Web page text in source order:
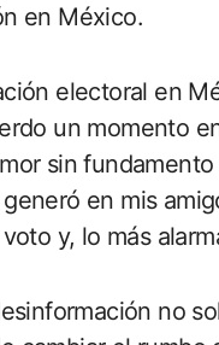
en México.
electoral en
un momento
sin
en mis
y, lo más
no